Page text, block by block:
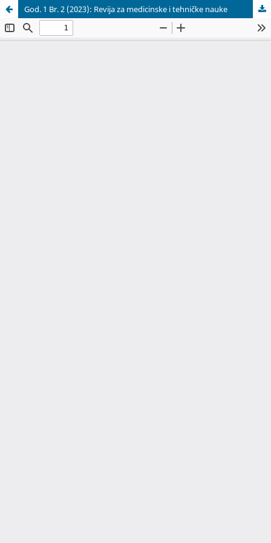
God. 1 Br. 2 (2023): Revija za medicinske i tehničke nauke